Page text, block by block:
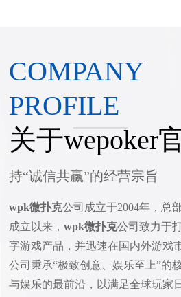
COMPANY
PROFILE
关于wepoker
持“诚信共赢”的经营宗旨
wpk微扑克公司成立于2004年，总
成立以来，wpk微扑克公司致力于
字游戏产品，并迅速在国内外游戏
公司秉承“极致创意、娱乐至上”的
与娱乐的最前沿，以满足全球玩家